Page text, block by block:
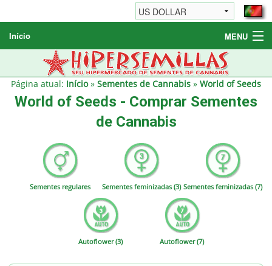
Início MENU
Sementes de Cannabis
Sementes Diversas
Informações / FAQ
Página atual: Início» Sementes de Cannabis » World of Seeds
World of Seeds - Comprar Sementes
de Cannabis
Sementes regulares Sementes feminizadas (3) Sementes feminizadas (7)
Autoflower (3) Autoflower (7)